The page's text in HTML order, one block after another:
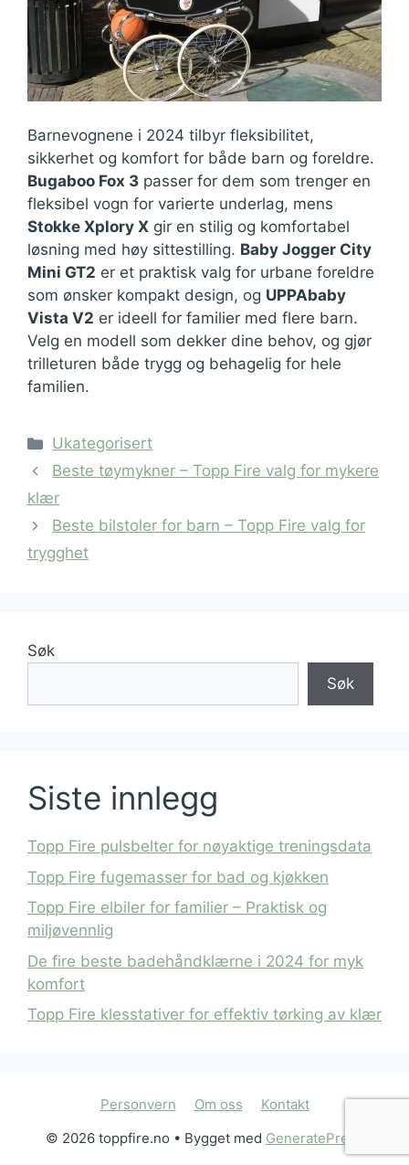
Barnevognene i 2024 tilbyr fleksibilitet,
sikkerhet og komfort for både barn og foreldre.
Bugaboo Fox 3 passer for dem som trenger en
fleksibel vogn for varierte underlag, mens
Stokke Xplory X gir en stilig og komfortabel
løsning med høy sittestilling. Baby Jogger City
Mini GT2 er et praktisk valg for urbane foreldre
som ønsker kompakt design, og UPPAbaby
Vista V2 er ideell for familier med flere barn.
Velg en modell som dekker dine behov, og gjør
trilleturen både trygg og behagelig for hele
familien.
Kategorier
Ukategorisert
Beste tøymykner – Topp Fire valg for mykere
klær
Beste bilstoler for barn – Topp Fire valg for
trygghet
Søk
Søk
Siste innlegg
Topp Fire pulsbelter for nøyaktige treningsdata
Topp Fire fugemasser for bad og kjøkken
Topp Fire elbiler for familier – Praktisk og
miljøvennlig
De fire beste badehåndklærne i 2024 for myk
komfort
Topp Fire klesstativer for effektiv tørking av klær
Personvern Om oss
Kontakt
© 2026 toppfire.no • Bygget med GeneratePress